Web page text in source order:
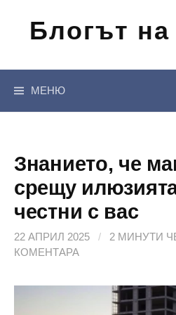
съдържанието
Блогът
МЕНЮ
Знанието, че
срещу
честни с вас
22 АПРИЛ 2025 / 2 МИНУТИ
КОМЕНТАРА